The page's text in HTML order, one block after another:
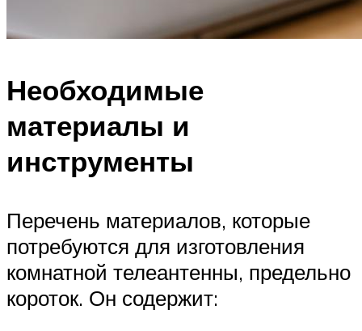
Необходимые
материалы и
инструменты
Перечень материалов, которые
потребуются для изготовления
комнатной телеантенны, предельно
короток. Он содержит: